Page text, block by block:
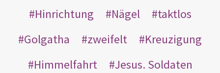
Hinrichtung
Nägel
taktlos
Golgatha
zweifelt
Kreuzigung
Himmelfahrt
Jesus. Soldaten